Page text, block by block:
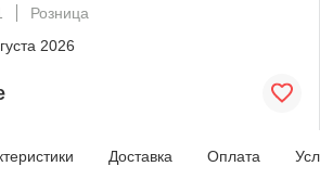
Розница
2026
Доставка Оплата